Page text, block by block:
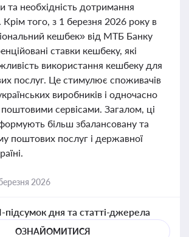
та необхідність дотримання
Крім того, з 1 березня 2026 року в
кешбек» від МТБ Банку
ставки кешбеку, які
використання кешбеку для
послуг. Це стимулює споживачів
виробників і одночасно
сервісами. Загалом, ці
більш збалансовану та
поштових послуг і державної
2026
дня та статті-джерела
ОЗНАЙОМИТИСЯ